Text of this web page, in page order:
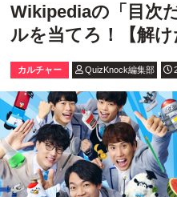
Wikipediaの「目次
ルを当てろ！【解け
カルチャー QuizKnock編集部